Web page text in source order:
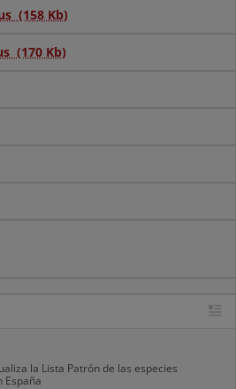
(158 Kb)
(170 Kb)
la Lista Patrón de las especies
España